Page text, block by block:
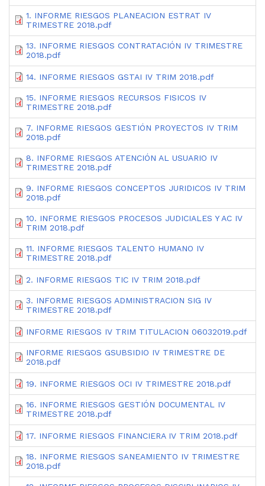
1. INFORME RIESGOS PLANEACION ESTRAT IV
TRIMESTRE 2018.pdf
13. INFORME RIESGOS CONTRATACIÓN IV TRIMESTRE
2018.pdf
14. INFORME RIESGOS GSTAI IV TRIM 2018.pdf
15. INFORME RIESGOS RECURSOS FISICOS IV
TRIMESTRE 2018.pdf
7. INFORME RIESGOS GESTIÓN PROYECTOS IV TRIM
2018.pdf
8. INFORME RIESGOS ATENCIÓN AL USUARIO IV
TRIMESTRE 2018.pdf
9. INFORME RIESGOS CONCEPTOS JURIDICOS IV TRIM
2018.pdf
10. INFORME RIESGOS PROCESOS JUDICIALES Y AC IV
TRIM 2018.pdf
11. INFORME RIESGOS TALENTO HUMANO IV
TRIMESTRE 2018.pdf
2. INFORME RIESGOS TIC IV TRIM 2018.pdf
3. INFORME RIESGOS ADMINISTRACION SIG IV
TRIMESTRE 2018.pdf
INFORME RIESGOS IV TRIM TITULACION 06032019.pdf
INFORME RIESGOS GSUBSIDIO IV TRIMESTRE DE
2018.pdf
19. INFORME RIESGOS OCI IV TRIMESTRE 2018.pdf
16. INFORME RIESGOS GESTIÓN DOCUMENTAL IV
TRIMESTRE 2018.pdf
17. INFORME RIESGOS FINANCIERA IV TRIM 2018.pdf
18. INFORME RIESGOS SANEAMIENTO IV TRIMESTRE
2018.pdf